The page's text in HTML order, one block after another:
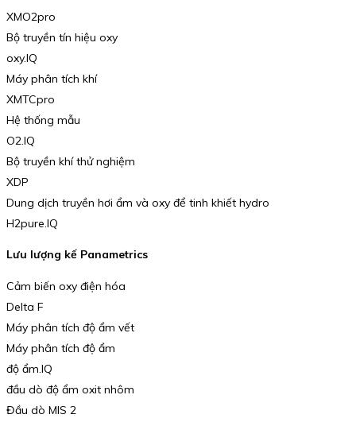
XMO2pro
Bộ truyền tín hiệu oxy
oxy.IQ
Máy phân tích khí
XMTCpro
Hệ thống mẫu
O2.IQ
Bộ truyền khí thử nghiệm
XDP
Dung dịch truyền hơi ẩm và oxy để tinh khiết hydro
H2pure.IQ
Lưu lượng kế Panametrics
Cảm biến oxy điện hóa
Delta F
Máy phân tích độ ẩm vết
Máy phân tích độ ẩm
độ ẩm.IQ
đầu dò độ ẩm oxit nhôm
Đầu dò MIS 2